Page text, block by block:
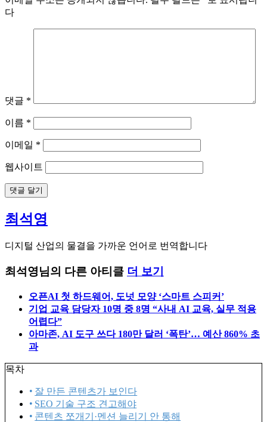
다
댓글 *
이름 *
이메일 *
웹사이트
최석영
디지털 산업의 물결을 가까운 언어로 번역합니다
최석영님의 다른 아티클 더 보기
오픈AI 첫 하드웨어, 도넛 모양 ‘스마트 스피커’
기업 교육 담당자 10명 중 8명 “사내 AI 교육, 실무 적용
어렵다”
아마존, AI 도구 쓰다 180만 달러 ‘폭탄’… 예산 860% 초
과
목차
잘 만든 콘텐츠가 보인다
SEO 기술 구조 견고해야
콘텐츠 쪼개기·멘션 늘리기 안 통해